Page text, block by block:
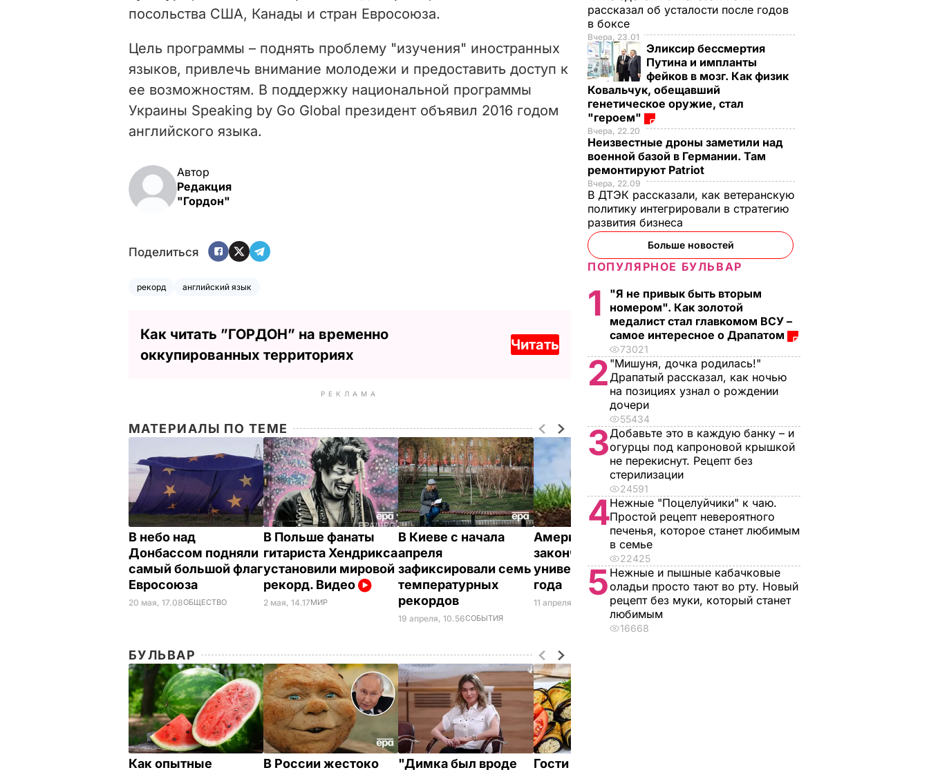
посольства США, Канады и стран Евросоюза.
Цель программы – поднять проблему "изучения" иностранных
языков, привлечь внимание молодежи и предоставить доступ к
ее возможностям. В поддержку национальной программы
Украины Speaking by Go Global президент объявил 2016 годом
английского языка.
Автор
Редакция
"Гордон"
Поделиться
рекорд английский язык
Как читать ”ГОРДОН” на временно
оккупированных территориях
Читать
РЕКЛАМА
МАТЕРИАЛЫ ПО ТЕМЕ
В небо над
Донбассом подняли
самый большой флаг
Евросоюза
20 мая, 17.08ОБЩЕСТВО
В Польше фанаты
гитариста Хендрикса
установили мировой
рекорд. Видео
2 мая, 14.17МИР
В Киеве с начала
апреля
зафиксировали семь
температурных
рекордов
19 апреля, 10.56СОБЫТИЯ
Американка
закончила
университет в 102
года
11 апреля, 14.28 МИР
В США установлен
"человеческому
домино". Видео
8 апреля, 22.35МИР
БУЛЬВАР
Как опытные В России жестоко "Димка был вроде Гости думают, что
рассказал об усталости после годов
в боксе
Вчера, 23.01
Эликсир бессмертия
Путина и импланты
фейков в мозг. Как физик
Ковальчук, обещавший
генетическое оружие, стал
"героем"
Вчера, 22.20
Неизвестные дроны заметили над
военной базой в Германии. Там
ремонтируют Patriot
Вчера, 22.09
В ДТЭК рассказали, как ветеранскую
политику интегрировали в стратегию
развития бизнеса
Больше новостей
ПОПУЛЯРНОЕ БУЛЬВАР
1
"Я не привык быть вторым
номером". Как золотой
медалист стал главкомом ВСУ –
самое интересное о Драпатом
73021
2 "Мишуня, дочка родилась!"
Драпатый рассказал, как ночью
на позициях узнал о рождении
дочери
55434
3Добавьте это в каждую банку – и
огурцы под капроновой крышкой
не перекиснут. Рецепт без
стерилизации
24591
4Нежные "Поцелуйчики" к чаю.
Простой рецепт невероятного
печенья, которое станет любимым
в семье
22425
5 Нежные и пышные кабачковые
оладьи просто тают во рту. Новый
рецепт без муки, который станет
любимым
16668